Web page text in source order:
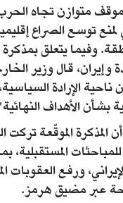
متوازن تجاه
توسع الصراع
وفيما يتعلق بمذكرة
وإيران، قال وزير
الإرادة
بشأن الأهداف
المذكرة الموقّعة تركت
المستقبلية،
ورفع العقوبات
عبر مضيق هرمز.